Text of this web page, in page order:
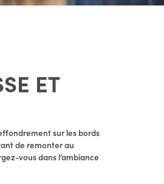
ET
sur les bords
de remonter au
vous dans l’ambiance